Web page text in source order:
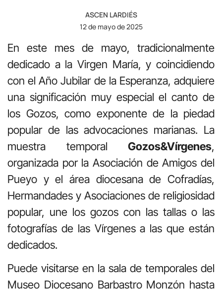
ASCEN LARDIÉS
12 de mayo de 2025
En este mes de mayo, tradicionalmente
dedicado a la Virgen María, y coincidiendo
con el Año Jubilar de la Esperanza, adquiere
una significación muy especial el canto de
los Gozos, como exponente de la piedad
popular de las advocaciones marianas. La
muestra temporal Gozos&Vírgenes,
organizada por la Asociación de Amigos del
Pueyo y el área diocesana de Cofradías,
Hermandades y Asociaciones de religiosidad
popular, une los gozos con las tallas o las
fotografías de las Vírgenes a las que están
dedicados.
Puede visitarse en la sala de temporales del
Museo Diocesano Barbastro Monzón hasta